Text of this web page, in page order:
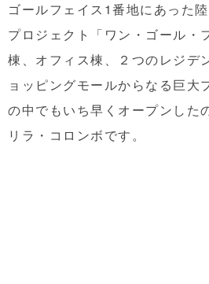
ゴールフェイス1番地にあった
プロジェクト「ワン・ゴール・
棟、オフィス棟、２つのレジデ
ョッピングモールからなる巨大
の中でもいち早くオープンした
リラ・コロンボです。